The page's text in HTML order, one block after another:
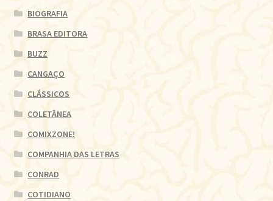
BIOGRAFIA
BRASA EDITORA
BUZZ
CANGAÇO
CLÁSSICOS
COLETÂNEA
COMIXZONE!
COMPANHIA DAS LETRAS
CONRAD
COTIDIANO